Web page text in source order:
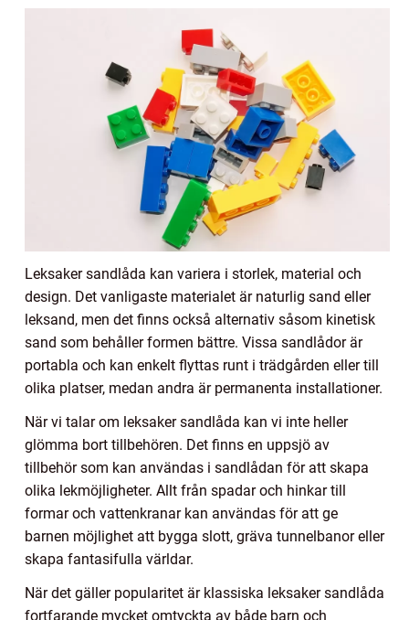
Leksaker sandlåda kan variera i storlek, material och
design. Det vanligaste materialet är naturlig sand eller
leksand, men det finns också alternativ såsom kinetisk
sand som behåller formen bättre. Vissa sandlådor är
portabla och kan enkelt flyttas runt i trädgården eller till
olika platser, medan andra är permanenta installationer.
När vi talar om leksaker sandlåda kan vi inte heller
glömma bort tillbehören. Det finns en uppsjö av
tillbehör som kan användas i sandlådan för att skapa
olika lekmöjligheter. Allt från spadar och hinkar till
formar och vattenkranar kan användas för att ge
barnen möjlighet att bygga slott, gräva tunnelbanor eller
skapa fantasifulla världar.
När det gäller popularitet är klassiska leksaker sandlåda
fortfarande mycket omtyckta av både barn och